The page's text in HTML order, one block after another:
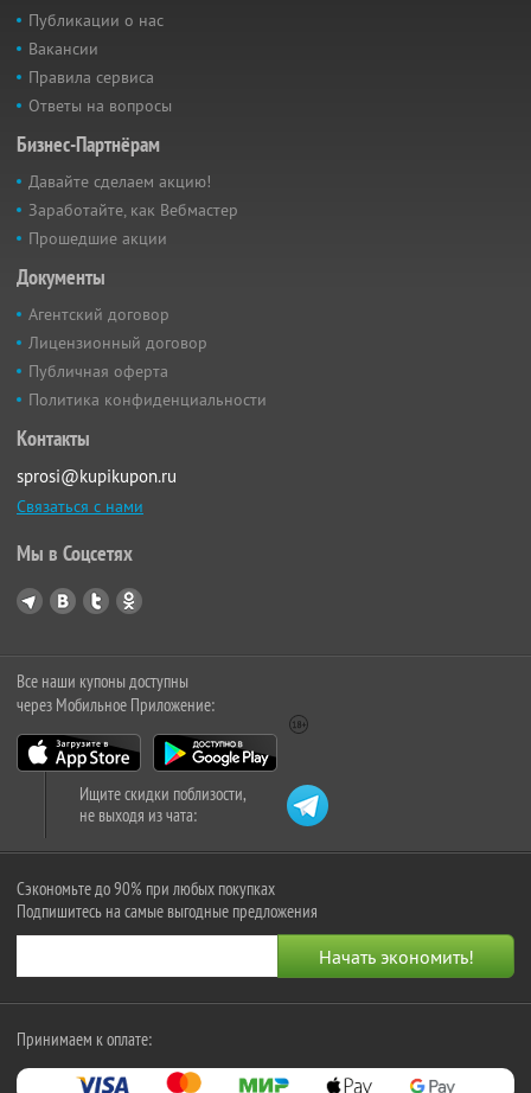
Публикации о нас
Вакансии
Правила сервиса
Ответы на вопросы
Бизнес-Партнёрам
Давайте сделаем акцию!
Заработайте, как Вебмастер
Прошедшие акции
Документы
Агентский договор
Лицензионный договор
Публичная оферта
Политика конфиденциальности
Контакты
sprosi@kupikupon.ru
Связаться с нами
Мы в Соцсетях
Все наши купоны доступны
через Мобильное Приложение:
Ищите скидки поблизости,
не выходя из чата:
Сэкономьте до 90% при любых покупках
Подпишитесь на самые выгодные предложения
Принимаем к оплате: